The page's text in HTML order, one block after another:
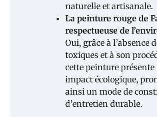
naturelle et artisanale.
La peinture rouge de
respectueuse de
Oui, grâce à l’absence
toxiques et à son
cette peinture
impact écologique,
ainsi un mode de
d’entretien durable.